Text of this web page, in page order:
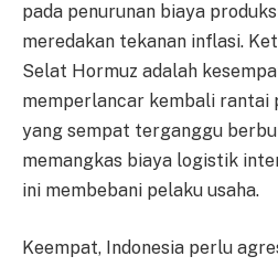
pada penurunan biaya
meredakan tekanan inflasi.
Selat Hormuz adalah
memperlancar kembali rantai
yang sempat terganggu
memangkas biaya logistik
ini membebani pelaku usaha.
Keempat, Indonesia perlu